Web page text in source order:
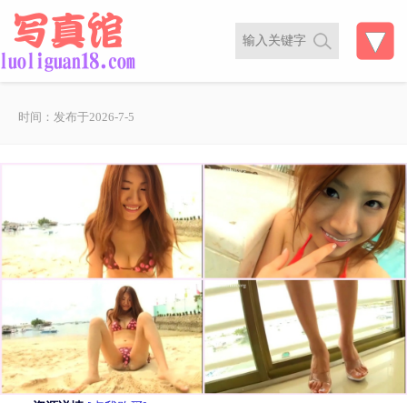
时间：发布于2026-7-5